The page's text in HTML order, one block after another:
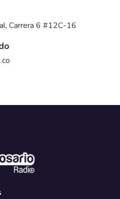
Carrera 6 #12C-16